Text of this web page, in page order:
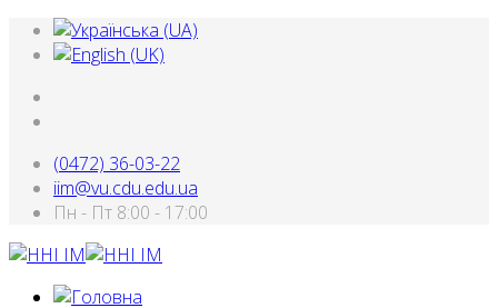
(0472) 36-03-22
iim@vu.cdu.edu.ua
Пн - Пт 8:00 - 17:00